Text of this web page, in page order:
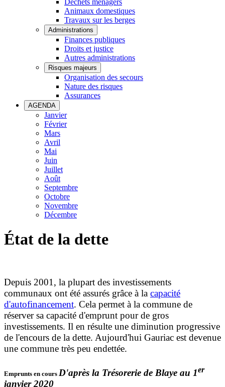
Déchets ménagers
Animaux domestiques
Travaux sur les berges
Administrations
Finances publiques
Droits et justice
Autres administrations
Risques majeurs
Organisation des secours
Nature des risques
Assurances
AGENDA
Janvier
Février
Mars
Avril
Mai
Juin
Juillet
Août
Septembre
Octobre
Novembre
Décembre
État de la dette
Depuis 2001, la plupart des investissements
communaux ont été assurés grâce à la capacité
d'autofinancement. Cela permet à la commune de
réserver sa capacité d'emprunt pour de gros
investissements. Il en résulte une diminution progressive
de l'encours de la dette. Aujourd'hui Gauriac est devenue
une commune très peu endettée.
Emprunts en cours D'après la Trésorerie de Blaye au 1er
janvier 2020